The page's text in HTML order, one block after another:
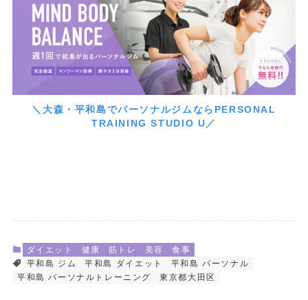
＼大森・平和島でパーソナルジムならPERSONAL
TRAINING STUDIO U／
ダイエット 健康 筋トレ 美容
食事
平和島 ジム
平和島 ダイエット
平和島 パーソナル
平和島 パーソナルトレーニング
東京都大田区